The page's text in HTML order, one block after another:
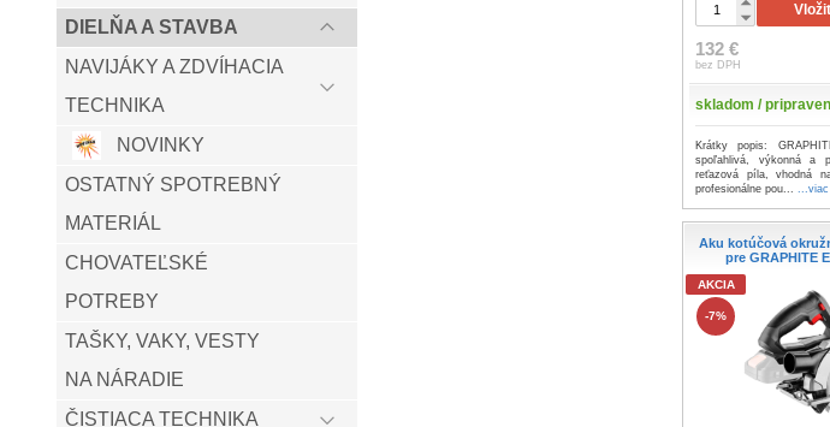
DIELŇA A STAVBA
NAVIJÁKY A ZDVÍHACIA
TECHNIKA
NOVINKY
OSTATNÝ SPOTREBNÝ
MATERIÁL
CHOVATEĽSKÉ
POTREBY
TAŠKY, VAKY, VESTY
NA NÁRADIE
ČISTIACA TECHNIKA
132 €
bez DPH
skladom /
Krátky popis:
spoľahlivá, výkonná a
reťazová píla, vhodná
profesionálne pou... ...viac
Aku kotúčová
pre GRAPHITE
AKCIA
-7%